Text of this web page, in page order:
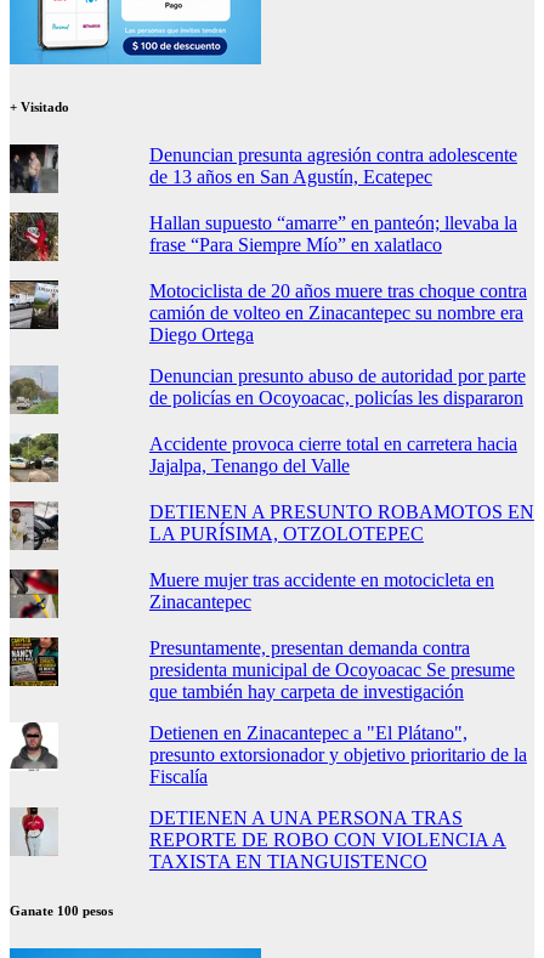
+ Visitado
Denuncian presunta agresión contra adolescente
de 13 años en San Agustín, Ecatepec
Hallan supuesto “amarre” en panteón; llevaba la
frase “Para Siempre Mío” en xalatlaco
Motociclista de 20 años muere tras choque contra
camión de volteo en Zinacantepec su nombre era
Diego Ortega
Denuncian presunto abuso de autoridad por parte
de policías en Ocoyoacac, policías les dispararon
Accidente provoca cierre total en carretera hacia
Jajalpa, Tenango del Valle
DETIENEN A PRESUNTO ROBAMOTOS EN
LA PURÍSIMA, OTZOLOTEPEC
Muere mujer tras accidente en motocicleta en
Zinacantepec
Presuntamente, presentan demanda contra
presidenta municipal de Ocoyoacac Se presume
que también hay carpeta de investigación
Detienen en Zinacantepec a "El Plátano",
presunto extorsionador y objetivo prioritario de la
Fiscalía
DETIENEN A UNA PERSONA TRAS
REPORTE DE ROBO CON VIOLENCIA A
TAXISTA EN TIANGUISTENCO
Ganate 100 pesos